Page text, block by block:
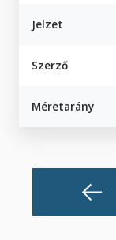
Jelzet
Szerző
Méretarány